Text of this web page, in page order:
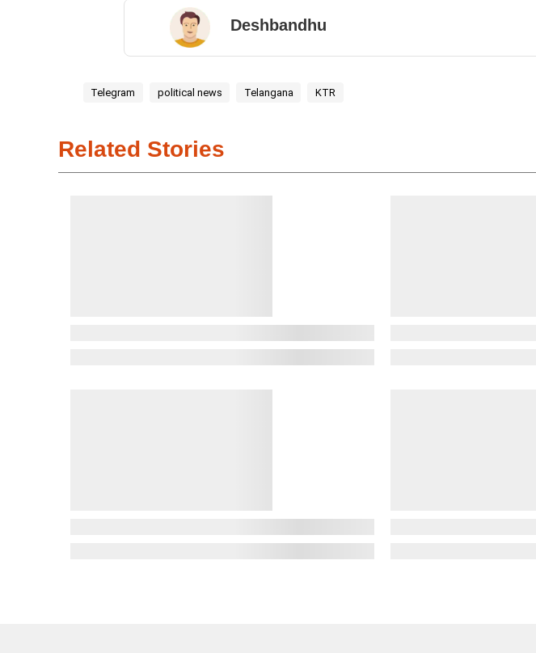
Deshbandhu
Telegram political news Telangana KTR
Related Stories